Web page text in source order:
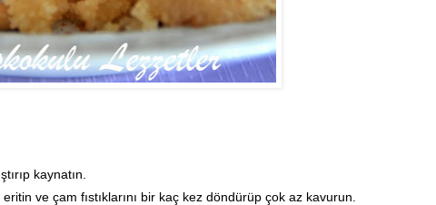
kaynatın.
ve çam fıstıklarını bir kaç kez döndürüp çok az kavurun.